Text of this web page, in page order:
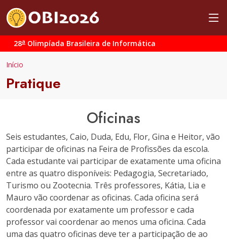
28a Olimpíada Brasileira de Informática
Início
Pratique
Oficinas
Seis estudantes, Caio, Duda, Edu, Flor, Gina e Heitor, vão
participar de oficinas na Feira de Profissões da escola.
Cada estudante vai participar de exatamente uma oficina
entre as quatro disponíveis: Pedagogia, Secretariado,
Turismo ou Zootecnia. Três professores, Kátia, Lia e
Mauro vão coordenar as oficinas. Cada oficina será
coordenada por exatamente um professor e cada
professor vai coordenar ao menos uma oficina. Cada
uma das quatro oficinas deve ter a participação de ao